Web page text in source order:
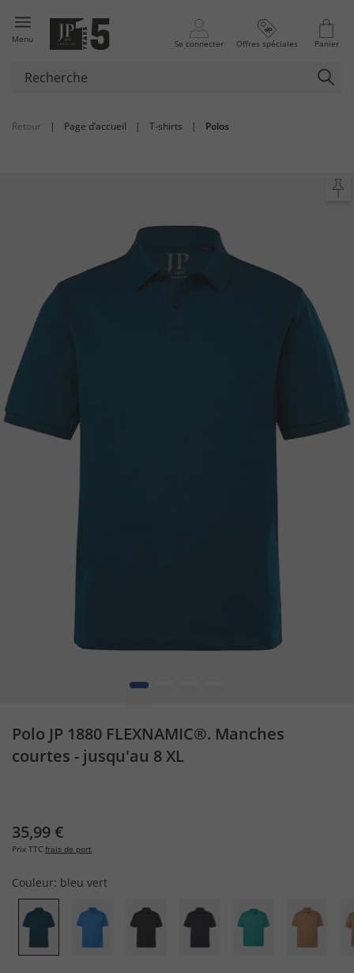
Menu Se connecter Offres spéciales Panier
Retour | Page d’accueil | T-shirts | Polos
1
Polo JP 1880 FLEXNAMIC®. Manches
courtes - jusqu'au 8 XL
35,99 €
Prix TTC frais de port
Couleur: bleu vert